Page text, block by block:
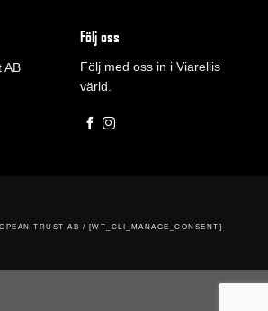
AB
Följ oss
Följ med oss in i Viarellis
värld.
TRUST AB / [WT_CLI_MANAGE_CONSENT]